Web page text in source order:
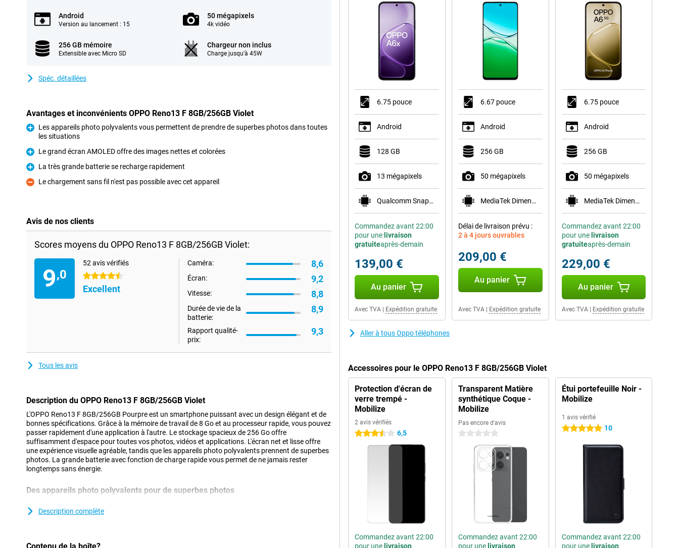
Android
Version au lancement : 15
50 mégapixels
4k vidéo
256 GB mémoire
Extensible avec Micro SD
Chargeur non inclus
Charge jusqu'à 45W
Spéc. détaillées
Avantages et inconvénients OPPO Reno13 F 8GB/256GB Violet
Pour
Les appareils photo polyvalents vous permettent de prendre de superbes photos dans toutes
les situations
Pour
Le grand écran AMOLED offre des images nettes et colorées
Pour
La très grande batterie se recharge rapidement
Contre
Le chargement sans fil n'est pas possible avec cet appareil
Avis de nos clients
Scores moyens du OPPO Reno13 F 8GB/256GB Violet:
9,0
52 avis vérifiés
4.5 étoiles
Excellent
Caméra: 8,6
Écran: 9,2
Vitesse: 8,8
Durée de vie de la
batterie:
8,9
Rapport qualité-
prix:
9,3
Tous les avis
Description du OPPO Reno13 F 8GB/256GB Violet
L'OPPO Reno13 F 8GB/256GB Pourpre est un smartphone puissant avec un design élégant et de
bonnes spécifications. Grâce à la mémoire de travail de 8 Go et au processeur rapide, vous pouvez
passer rapidement d'une application à l'autre. Le stockage spacieux de 256 Go offre
suffisamment d'espace pour toutes vos photos, vidéos et applications. L'écran net et lisse offre
une expérience visuelle agréable, tandis que les appareils photo polyvalents prennent de superbes
photos. La grande batterie avec fonction de charge rapide vous permet de ne jamais rester
longtemps sans énergie.
Des appareils photo polyvalents pour de superbes photos
avec des détails d'une netteté remarquable. Il est doté d'un appareil photo principal de 50 Mpx, qui
Description complète
6.75 pouce
Android
128 GB
13 mégapixels
Qualcomm Snapdragon 685
Commandez avant 22:00
pour une livraison
gratuiteaprès-demain
139,00 €
Au panier
Avec TVA Expédition gratuite
6.67 pouce
Android
256 GB
50 mégapixels
MediaTek Dimensity 6300
Délai de livraison prévu :
2 à 4 jours ouvrables
209,00 €
Au panier
Avec TVA| Expédition gratuite
6.75 pouce
Android
256 GB
50 mégapixels
MediaTek Dimensity 6300
Commandez avant 22:00
pour une livraison
gratuiteaprès-demain
229,00 €
Au panier
Avec TVA| Expédition gratuite
Aller à tous Oppo téléphones
Accessoires pour le OPPO Reno13 F 8GB/256GB Violet
Protection d'écran de
verre trempé -
Mobilize
2 avis vérifiés
3.5 étoiles 6,5
Commandez avant 22:00
pour une livraison
Transparent Matière
synthétique Coque -
Mobilize
Pas encore d'avis
0 étoiles
Commandez avant 22:00
pour une livraison
Étui portefeuille Noir -
Mobilize
1 avis vérifié
5 étoiles 10
Commandez avant 22:00
pour une livraison